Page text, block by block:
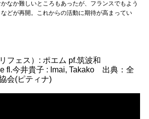
なか難しいところもあったが、フランスでもよう
どが再開。これからの活動に期待が高まってい
フェス）: ポエム pf.筑波和
fl.今井貴子 : Imai, Takako 出典：全
会(ピティナ)